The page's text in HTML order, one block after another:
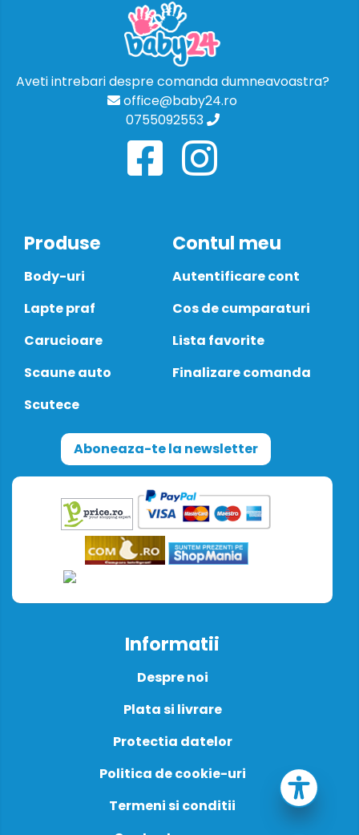
Aveti intrebari despre comanda dumneavoastra?
office@baby24.ro
0755092553
Produse
Body-uri
Lapte praf
Carucioare
Scaune auto
Scutece
Contul meu
Autentificare cont
Cos de cumparaturi
Lista favorite
Finalizare comanda
Aboneaza-te la newsletter
Informatii
Despre noi
Plata si livrare
Protectia datelor
Politica de cookie-uri
Termeni si conditii